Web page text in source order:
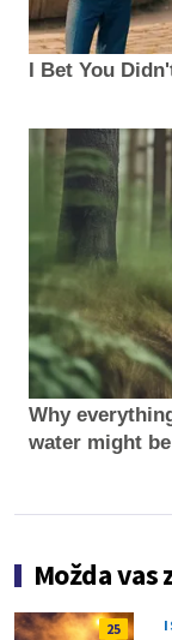
I Bet You
Why
water might
Možda vas
25